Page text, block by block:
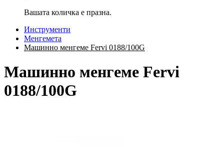
Вашата количка е празна.
Инструменти
Менгемета
Машинно менгеме Fervi 0188/100G
Машинно менгеме Fervi
0188/100G